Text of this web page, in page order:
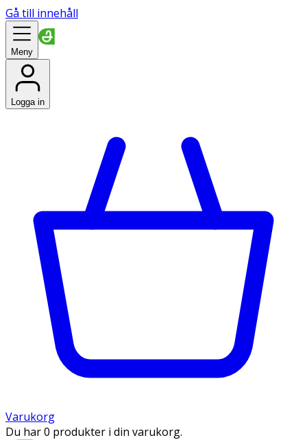
Gå till innehåll
Meny
Logga in
Varukorg
Du har 0 produkter i din varukorg.